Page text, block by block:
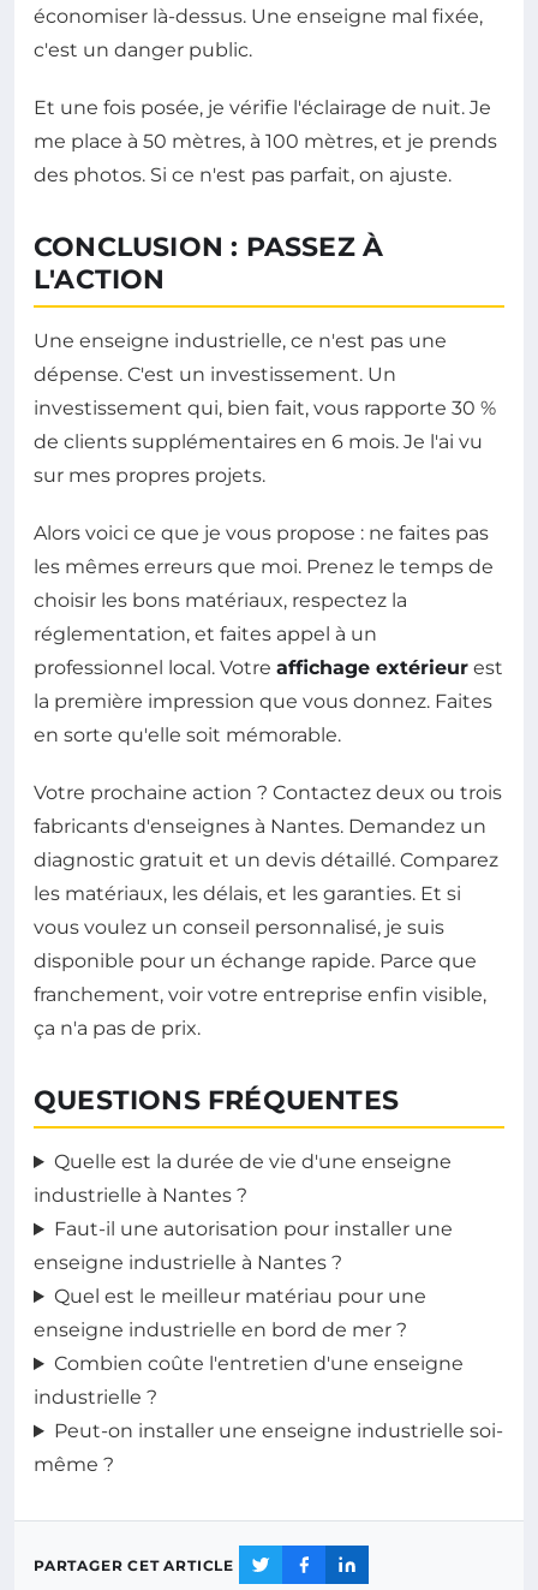
économiser là-dessus. Une enseigne mal fixée,
c'est un danger public.
Et une fois posée, je vérifie l'éclairage de nuit. Je
me place à 50 mètres, à 100 mètres, et je prends
des photos. Si ce n'est pas parfait, on ajuste.
CONCLUSION : PASSEZ À
L'ACTION
Une enseigne industrielle, ce n'est pas une
dépense. C'est un investissement. Un
investissement qui, bien fait, vous rapporte 30 %
de clients supplémentaires en 6 mois. Je l'ai vu
sur mes propres projets.
Alors voici ce que je vous propose : ne faites pas
les mêmes erreurs que moi. Prenez le temps de
choisir les bons matériaux, respectez la
réglementation, et faites appel à un
professionnel local. Votre affichage extérieur est
la première impression que vous donnez. Faites
en sorte qu'elle soit mémorable.
Votre prochaine action ? Contactez deux ou trois
fabricants d'enseignes à Nantes. Demandez un
diagnostic gratuit et un devis détaillé. Comparez
les matériaux, les délais, et les garanties. Et si
vous voulez un conseil personnalisé, je suis
disponible pour un échange rapide. Parce que
franchement, voir votre entreprise enfin visible,
ça n'a pas de prix.
QUESTIONS FRÉQUENTES
Quelle est la durée de vie d'une enseigne
industrielle à Nantes ?
Faut-il une autorisation pour installer une
enseigne industrielle à Nantes ?
Quel est le meilleur matériau pour une
enseigne industrielle en bord de mer ?
Combien coûte l'entretien d'une enseigne
industrielle ?
Peut-on installer une enseigne industrielle soi-
même ?
PARTAGER CET ARTICLE